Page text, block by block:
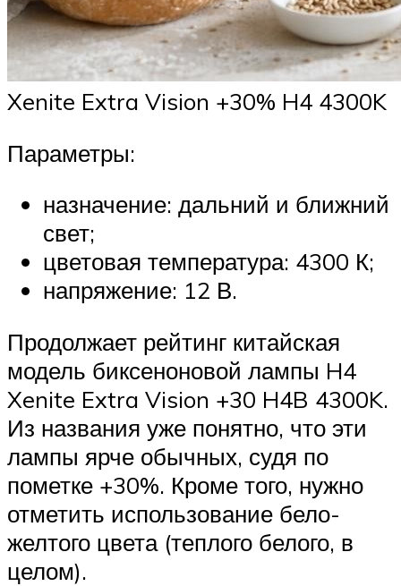
Xenite Extra Vision +30% H4 4300K
Параметры:
назначение: дальний и ближний
свет;
цветовая температура: 4300 К;
напряжение: 12 В.
Продолжает рейтинг китайская
модель биксеноновой лампы H4
Xenite Extra Vision +30 H4B 4300K.
Из названия уже понятно, что эти
лампы ярче обычных, судя по
пометке +30%. Кроме того, нужно
отметить использование бело-
желтого цвета (теплого белого, в
целом).